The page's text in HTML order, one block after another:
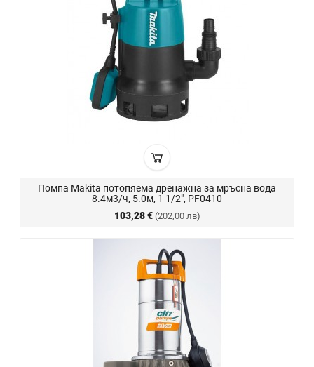
Помпа Makita потопяема дренажна за мръсна вода
8.4м3/ч, 5.0м, 1 1/2", PF0410
103,28 € (202,00 лв)